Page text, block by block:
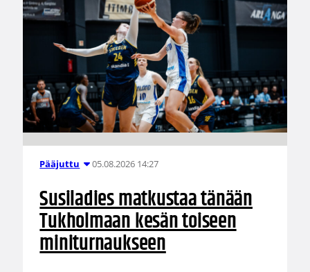
Pääjuttu 05.08.2026 14:27
Susiladies matkustaa tänään
Tukholmaan kesän toiseen
miniturnaukseen